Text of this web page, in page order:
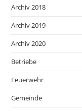
Archiv 2018
Archiv 2019
Archiv 2020
Betriebe
Feuerwehr
Gemeinde